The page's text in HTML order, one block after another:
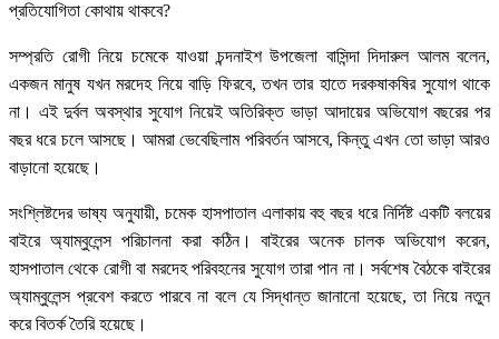
প্রতিযোগিতা কোথায় থাকবে?
সম্প্রতি রোগী নিয়ে চমেকে যাওয়া চন্দনাইশ উপজেলা বাসিন্দা দিদারুল আলম বলেন,
একজন মানুষ যখন মরদেহ নিয়ে বাড়ি ফিরবে, তখন তার হাতে দরকষাকষির সুযোগ থাকে
না। এই দুর্বল অবস্থার সুযোগ নিয়েই অতিরিক্ত ভাড়া আদায়ের অভিযোগ বছরের পর
বছর ধরে চলে আসছে। আমরা ভেবেছিলাম পরিবর্তন আসবে, কিন্তু এখন তো ভাড়া আরও
বাড়ানো হয়েছে।
সংশ্লিষ্টদের ভাষ্য অনুযায়ী, চমেক হাসপাতাল এলাকায় বহু বছর ধরে নির্দিষ্ট একটি বলয়ের
বাইরে অ্যাম্বুলেন্স পরিচালনা করা কঠিন। বাইরের অনেক চালক অভিযোগ করেন,
হাসপাতাল থেকে রোগী বা মরদেহ পরিবহনের সুযোগ তারা পান না। সর্বশেষ বৈঠকে বাইরের
অ্যাম্বুলেন্স প্রবেশ করতে পারবে না বলে যে সিদ্ধান্ত জানানো হয়েছে, তা নিয়ে নতুন
করে বিতর্ক তৈরি হয়েছে।